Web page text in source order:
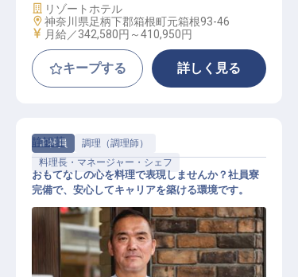
施設業態
リゾートホテル
勤務地
神奈川県足柄下郡箱根町元箱根93-46
給与
月給／342,580円～410,950円
キープする 詳しく見る
正社員
調理（調理師）
料理長・マネージャー・シェフ
静観荘
おもてなしの心を料理で表現しませんか？社員寮
完備で、安心してキャリアを築ける環境です。